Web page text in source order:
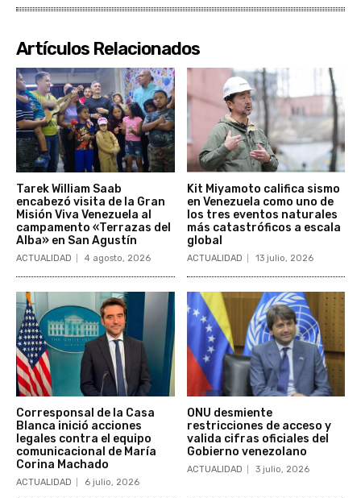
Artículos Relacionados
Tarek William Saab
encabezó visita de la Gran
Misión Viva Venezuela al
campamento «Terrazas del
Alba» en San Agustín
ACTUALIDAD 4 agosto, 2026
Kit Miyamoto califica sismo
en Venezuela como uno de
los tres eventos naturales
más catastróficos a escala
global
ACTUALIDAD 13 julio, 2026
Corresponsal de la Casa
Blanca inició acciones
legales contra el equipo
comunicacional de María
Corina Machado
ACTUALIDAD 6 julio, 2026
ONU desmiente
restricciones de acceso y
valida cifras oficiales del
Gobierno venezolano
ACTUALIDAD 3 julio, 2026